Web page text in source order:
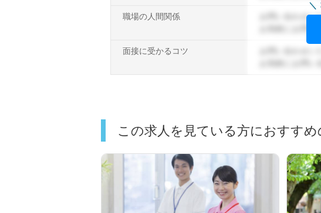
職場の人間関係
お問い合わせ
お気軽にお問
面接に受かるコツ
この求人を見ている方におすすめ